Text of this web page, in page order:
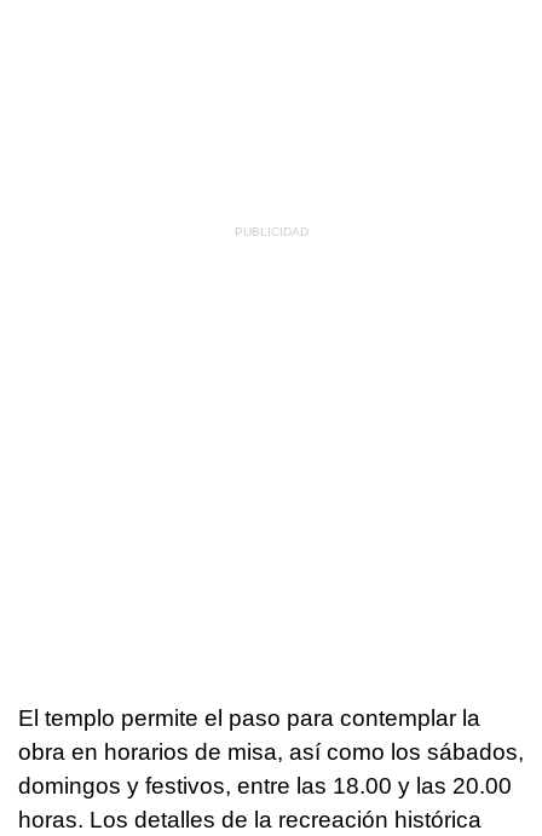
El templo permite el paso para contemplar la
obra en horarios de misa, así como los sábados,
domingos y festivos, entre las 18.00 y las 20.00
horas. Los detalles de la recreación histórica